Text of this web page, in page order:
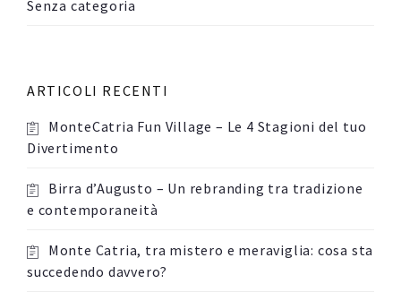
Senza categoria
ARTICOLI RECENTI
MonteCatria Fun Village – Le 4 Stagioni del tuo
Divertimento
Birra d’Augusto – Un rebranding tra tradizione
e contemporaneità
Monte Catria, tra mistero e meraviglia: cosa sta
succedendo davvero?